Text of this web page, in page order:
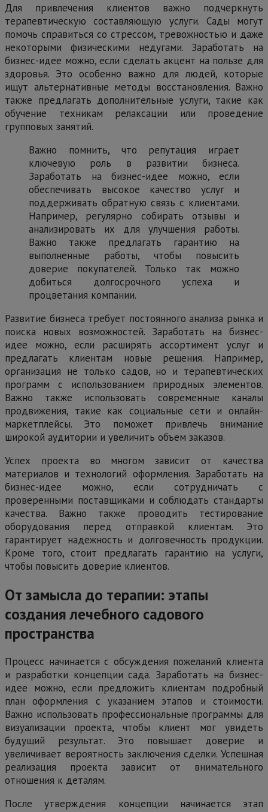
Для привлечения клиентов важно подчеркнуть
терапевтическую составляющую услуги. Сады могут
помочь справиться со стрессом, тревожностью и даже
некоторыми физическими недугами. Заработать на
бизнес-идее можно, если сделать акцент на пользе для
здоровья. Это особенно важно для людей, которые
ищут альтернативные методы восстановления. Важно
также предлагать дополнительные услуги, такие как
обучение техникам релаксации или проведение
групповых занятий.
Важно помнить, что репутация играет
ключевую роль в развитии бизнеса.
Заработать на бизнес-идее можно, если
обеспечивать высокое качество услуг и
поддерживать обратную связь с клиентами.
Например, регулярно собирать отзывы и
анализировать их для улучшения работы.
Важно также предлагать гарантию на
выполненные работы, чтобы повысить
доверие покупателей. Только так можно
добиться долгосрочного успеха и
процветания компании.
Развитие бизнеса требует постоянного анализа рынка и
поиска новых возможностей. Заработать на бизнес-
идее можно, если расширять ассортимент услуг и
предлагать клиентам новые решения. Например,
организация не только садов, но и терапевтических
программ с использованием природных элементов.
Важно также использовать современные каналы
продвижения, такие как социальные сети и онлайн-
маркетплейсы. Это поможет привлечь внимание
широкой аудитории и увеличить объем заказов.
Успех проекта во многом зависит от качества
материалов и технологий оформления. Заработать на
бизнес-идее можно, если сотрудничать с
проверенными поставщиками и соблюдать стандарты
качества. Важно также проводить тестирование
оборудования перед отправкой клиентам. Это
гарантирует надежность и долговечность продукции.
Кроме того, стоит предлагать гарантию на услуги,
чтобы повысить доверие клиентов.
От замысла до терапии: этапы
создания лечебного садового
пространства
Процесс начинается с обсуждения пожеланий клиента
и разработки концепции сада. Заработать на бизнес-
идее можно, если предложить клиентам подробный
план оформления с указанием этапов и стоимости.
Важно использовать профессиональные программы для
визуализации проекта, чтобы клиент мог увидеть
будущий результат. Это повышает доверие и
увеличивает вероятность заключения сделки. Успешная
реализация проекта зависит от внимательного
отношения к деталям.
После утверждения концепции начинается этап